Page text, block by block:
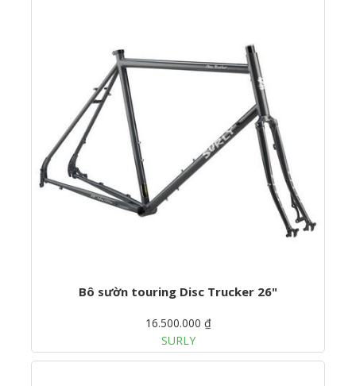
Bô sườn touring Disc Trucker 26"
16.500.000 ₫
SURLY